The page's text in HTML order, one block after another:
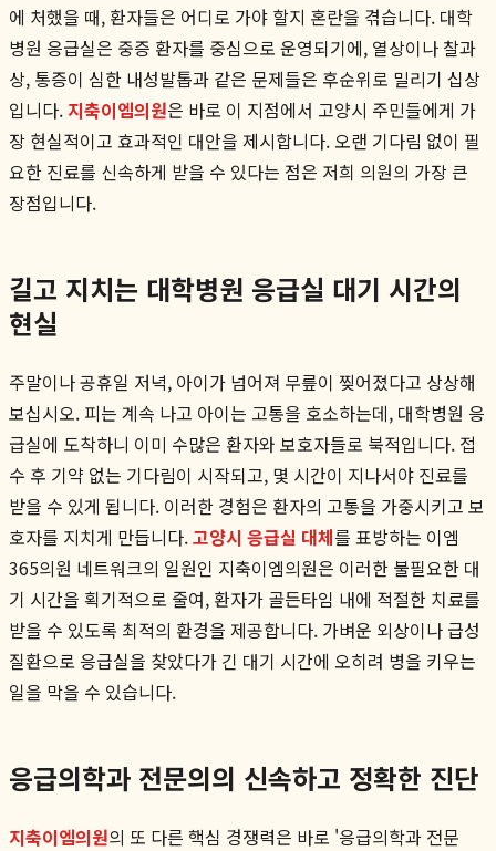
에 처했을 때, 환자들은 어디로 가야 할지 혼란을 겪습니다. 대학
병원 응급실은 중증 환자를 중심으로 운영되기에, 열상이나 찰과
상, 통증이 심한 내성발톱과 같은 문제들은 후순위로 밀리기 십상
입니다. 지축이엠의원은 바로 이 지점에서 고양시 주민들에게 가
장 현실적이고 효과적인 대안을 제시합니다. 오랜 기다림 없이 필
요한 진료를 신속하게 받을 수 있다는 점은 저희 의원의 가장 큰
장점입니다.
길고 지치는 대학병원 응급실 대기 시간의
현실
주말이나 공휴일 저녁, 아이가 넘어져 무릎이 찢어졌다고 상상해
보십시오. 피는 계속 나고 아이는 고통을 호소하는데, 대학병원 응
급실에 도착하니 이미 수많은 환자와 보호자들로 북적입니다. 접
수 후 기약 없는 기다림이 시작되고, 몇 시간이 지나서야 진료를
받을 수 있게 됩니다. 이러한 경험은 환자의 고통을 가중시키고 보
호자를 지치게 만듭니다.고양시 응급실 대체를 표방하는 이엠
365의원 네트워크의 일원인 지축이엠의원은 이러한 불필요한 대
기 시간을 획기적으로 줄여, 환자가 골든타임 내에 적절한 치료를
받을 수 있도록 최적의 환경을 제공합니다. 가벼운 외상이나 급성
질환으로 응급실을 찾았다가 긴 대기 시간에 오히려 병을 키우는
일을 막을 수 있습니다.
응급의학과 전문의의 신속하고 정확한 진단
지축이엠의원의 또 다른 핵심 경쟁력은 바로 '응급의학과 전문